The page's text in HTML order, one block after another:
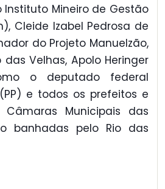
Mineiro de Gestão
Cleide Izabel Pedrosa de
do Projeto Manuelzão,
Velhas, Apolo Heringer
o deputado federal
e todos os prefeitos e
Câmaras Municipais das
banhadas pelo Rio das